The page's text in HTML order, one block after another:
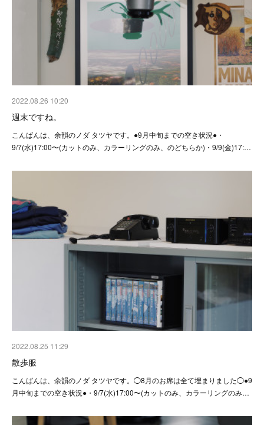
2022.08.26 10:20
週末ですね。
こんばんは、余韻のノダ タツヤです。●9月中旬までの空き状況●・
9/7(水)17:00〜(カットのみ、カラーリングのみ、のどちらか)・9/9(金)17:…
2022.08.25 11:29
散歩服
こんばんは、余韻のノダ タツヤです。◯8月のお席は全て埋まりました◯●9
月中旬までの空き状況●・9/7(水)17:00〜(カットのみ、カラーリングのみ…